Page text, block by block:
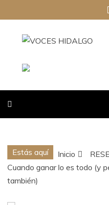
al
contenido
VOCES
Estás aquí Inicio
Cuando ganar lo es todo (y
también)